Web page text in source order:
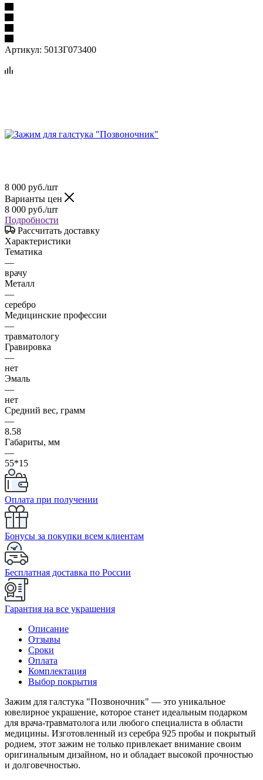
Артикул: 501ЗГ073400
8 000 руб./шт
Варианты цен
8 000 руб./шт
Подробности
Рассчитать доставку
Характеристики
Тематика
—
врачу
Металл
—
серебро
Медицинские профессии
—
травматологу
Гравировка
—
нет
Эмаль
—
нет
Средний вес, грамм
—
8.58
Габариты, мм
—
55*15
Оплата при получении
Бонусы за покупки всем клиентам
Бесплатная доставка по России
Гарантия на все украшения
Описание
Отзывы
Сроки
Оплата
Комплектация
Выбор покрытия
Зажим для галстука "Позвоночник" — это уникальное
ювелирное украшение, которое станет идеальным подарком
для врача-травматолога или любого специалиста в области
медицины. Изготовленный из серебра 925 пробы и покрытый
родием, этот зажим не только привлекает внимание своим
оригинальным дизайном, но и обладает высокой прочностью
и долговечностью.